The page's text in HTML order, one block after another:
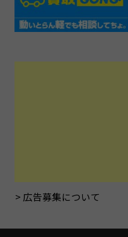
広告募集について